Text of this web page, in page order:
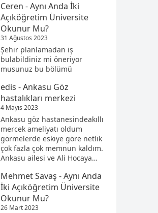
Ceren -Aynı Anda İki
Açıköğretim Üniversite
Okunur Mu?
31 Ağustos 2023
Şehir planlamadan iş
bulabildiniz mi öneriyor
musunuz bu bölümü
edis -Ankasu Göz
hastalıkları merkezi
4 Mayıs 2023
Ankasu göz hastanesindeakıllı
mercek ameliyatı oldum
görmelerde eskiye göre netlik
çok fazla çok memnun kaldım.
Ankasu ailesi ve Ali Hocaya…
Mehmet Savaş -Aynı Anda
İki Açıköğretim Üniversite
Okunur Mu?
26 Mart 2023